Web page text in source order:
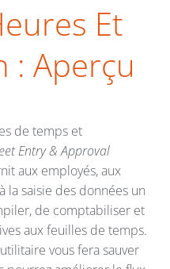
Et
: Aperçu
de temps et
Entry & Approval
aux employés, aux
la saisie des données un
de comptabiliser et
aux feuilles de temps.
vous fera sauver